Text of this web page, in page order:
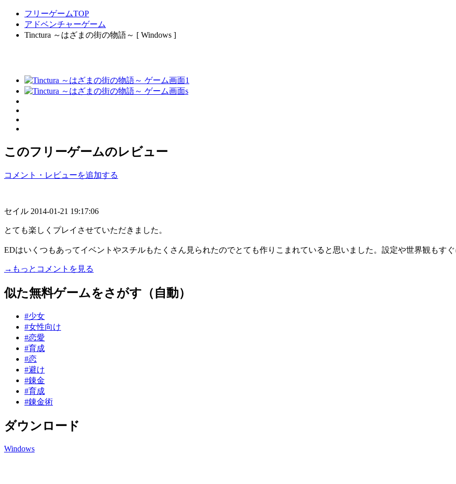
フリーゲームTOP
アドベンチャーゲーム
Tinctura ～はざまの街の物語～ [ Windows ]
このフリーゲームのレビュー
コメント・レビューを追加する
セイル 2014-01-21 19:17:06
とても楽しくプレイさせていただきました。
EDはいくつもあってイベントやスチルもたくさん見られたのでとても作りこまれていると思いました。設定や世界観もす
→もっとコメントを見る
似た無料ゲームをさがす（自動）
#少女
#女性向け
#恋愛
#育成
#恋
#避け
#錬金
#育成
#錬金術
ダウンロード
Windows